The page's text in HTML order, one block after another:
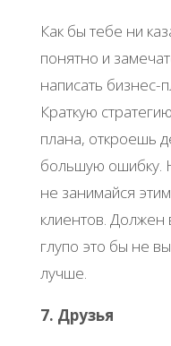
Как бы тебе ни
понятно и
написать бизнес-
Краткую
плана, откроешь
большую ошибку.
не занимайся
клиентов. Должен
глупо это бы не
лучше.
7. Друзья